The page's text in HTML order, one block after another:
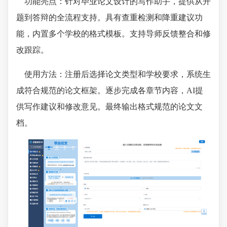
题到答辩的全流程支持。具有查重检测和降重建议功
能，内置多个学校的格式模板。支持导师反馈整合和修
改跟踪。
使用方法：注册后选择论文类型和学校要求，系统生
成符合规范的论文框架。逐步完成各章节内容，AI提
供写作建议和修改意见。最终输出格式规范的论文文
档。